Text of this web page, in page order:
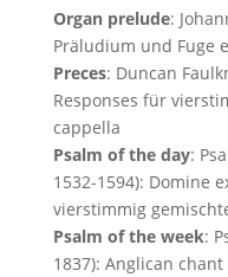
Organ prelude:
Präludium und Fuge
Preces: Duncan
Responses für
cappella
Psalm of the day:
1532-1594): Domine
vierstimmig
Psalm of the week:
1837): Anglican